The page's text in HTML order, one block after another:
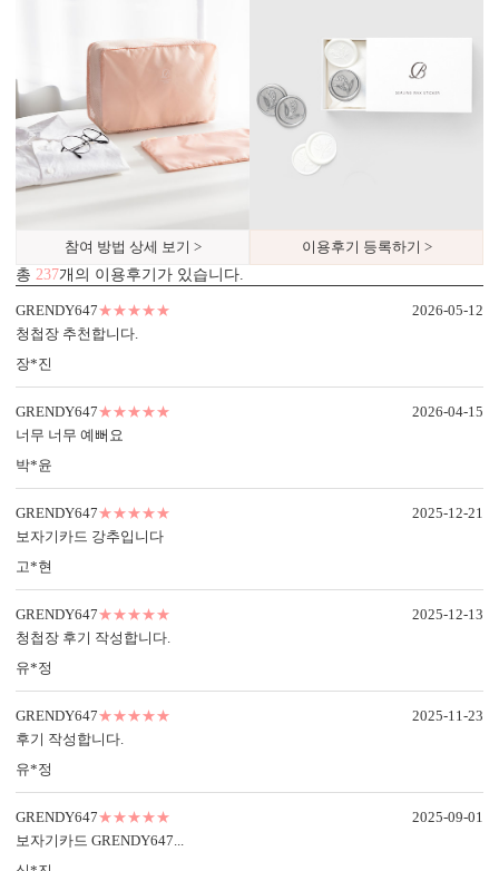
신랑신부 이름, 예식일을 인쇄할
수 있습니다.
수신인 주소, 연락처 등을 기재할
수 있습니다.
컬러 봉투
다양한 컬러 봉투가 준비되어 있습니다.
7가지, 퀄리티의 차이
청첩장은 화면만 보고 고르면 놓치는 부분이 많습니다.
주문 전에 아래 7가지는 꼭 확인해 보세요.
1. 무료 샘플, 택배비 0원 배송
청첩장은 화면보다 실물이 중요합니다.
직접 종이와 인쇄 퀄리티를 확인해 보세요.
2. 400g과 350g의 고평량 용지
용지 두께는 청첩장의 첫인상과 품격을 결정합니다.
3. 1장씩 정밀 톰슨 재단
톰슨 재단이 한 장씩 이루어져야 상하좌우 여백이
참여 방법 상세 보기 >
이용후기 등록하기 >
총 237개의 이용후기가 있습니다.
GRENDY647★★★★★
청첩장 추천합니다.
장*진
2026-05-12
GRENDY647★★★★★
너무 너무 예뻐요
박*윤
2026-04-15
GRENDY647★★★★★
보자기카드 강추입니다
고*현
2025-12-21
GRENDY647★★★★★
청첩장 후기 작성합니다.
유*정
2025-12-13
GRENDY647★★★★★
후기 작성합니다.
유*정
2025-11-23
GRENDY647★★★★★
보자기카드 GRENDY647...
2025-09-01